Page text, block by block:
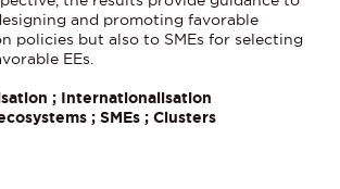
and promoting favorable
policies but also to SMEs for selecting
EEs.
; Internationalisation
; SMEs ; Clusters